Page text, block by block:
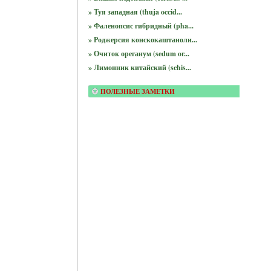
» Туя западная (thuja occid...
» Фаленопсис гибридный (pha...
» Роджерсия конскокаштаноли...
» Очиток ореганум (sedum or...
» Лимонник китайский (schis...
ПОЛЕЗНЫЕ ЗАМЕТКИ